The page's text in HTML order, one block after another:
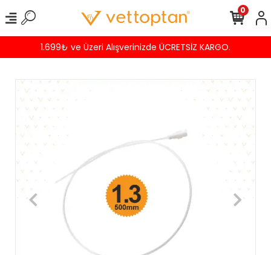
1.699₺ ve Üzeri Alışverinizde ÜCRETSİZ KARGO.
0